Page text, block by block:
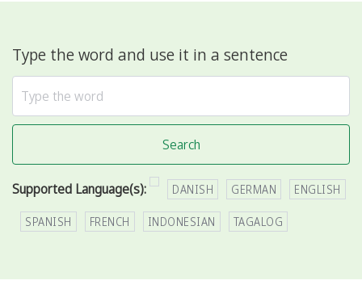
Type the word and use it in a sentence
Search
Supported Language(s): DANISH GERMAN ENGLISH
SPANISH FRENCH INDONESIAN TAGALOG